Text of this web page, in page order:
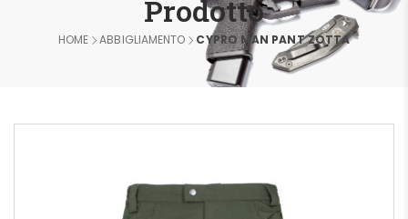
Prodotto
HOME ABBIGLIAMENTO CYPRO MAN PANT ZOTTA